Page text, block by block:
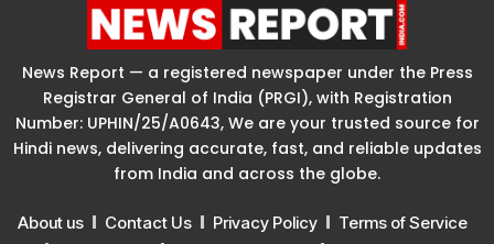
News Report — a registered newspaper under the Press
Registrar General of India (PRGI), with Registration
Number: UPHIN/25/A0643, We are your trusted source for
Hindi news, delivering accurate, fast, and reliable updates
from India and across the globe.
About us Contact Us Privacy Policy
Terms of Service